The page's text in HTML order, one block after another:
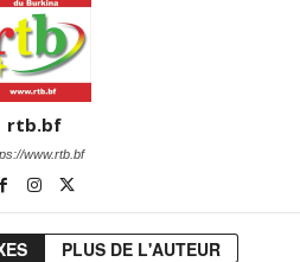
rtb.bf
www.rtb.bf
PLUS DE L'AUTEUR